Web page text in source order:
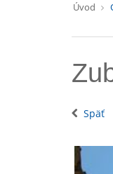
Úvod
Späť